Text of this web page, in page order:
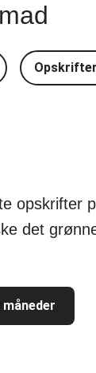
opskrifter
det